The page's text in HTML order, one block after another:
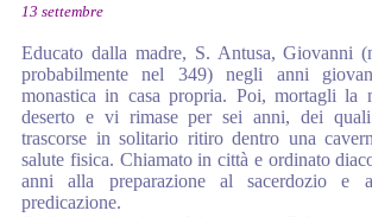
13 settembre
Educato dalla madre, S. Antusa, Giovanni
probabilmente nel 349) negli anni
monastica in casa propria. Poi, mortagli la
deserto e vi rimase per sei anni, dei
trascorse in solitario ritiro dentro una
salute fisica. Chiamato in città e ordinato
anni alla preparazione al sacerdozio e
predicazione.